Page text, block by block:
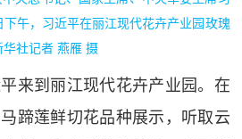
午，习近平在丽江现代花卉产业园玫瑰
社记者 燕雁 摄
来到丽江现代花卉产业园。在
蹄莲鲜切花品种展示，听取云